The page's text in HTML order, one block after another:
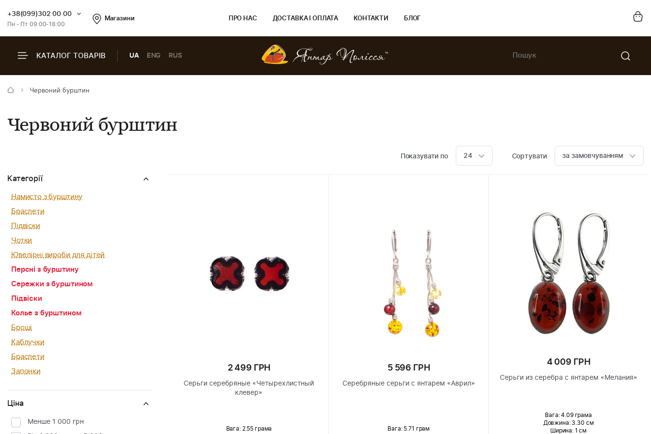
+38(099)302 00 00
Пн - Пт 09:00-18:00
Магазини ПРО НАС ДОСТАВКА І ОПЛАТА КОНТАКТИ БЛОГ
КАТАЛОГ ТОВАРІВ UA ENG RUS
Червоний бурштин
Червоний бурштин
Показувати по 24 Сортувати за замовчуванням
Категорії
Намисто з бурштину
Браслети
Підвіски
Чотки
Ювелірні вироби для дітей
Персні з бурштину
Сережки з бурштином
Підвіски
Колье з бурштином
Броші
Каблучки
Браслети
Запонки
Ціна
Менше 1 000 грн
2 499 ГРН
Серьги серебряные «Четырехлистный
клевер»
Вага: 2.55 грама
5 596 ГРН
Серебряные серьги с янтарем «Аврил»
Вага: 5.71 грам
4 009 ГРН
Серьги из серебра с янтарем «Мелания»
Вага: 4.09 грама
Довжина:3.30 см
Ширина: 1 см